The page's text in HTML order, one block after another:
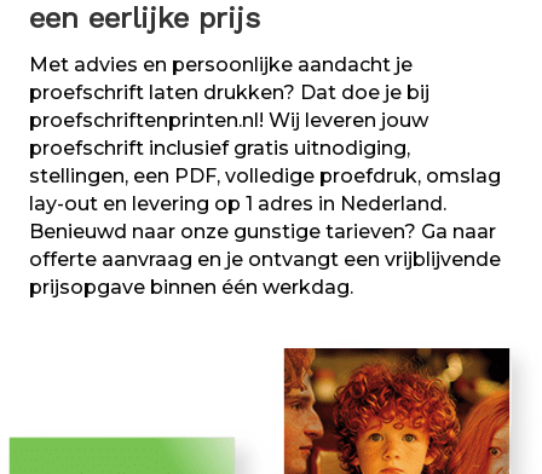
een eerlijke prijs
Met advies en persoonlijke aandacht je
proefschrift laten drukken? Dat doe je bij
proefschriftenprinten.nl! Wij leveren jouw
proefschrift inclusief gratis uitnodiging,
stellingen, een PDF, volledige proefdruk, omslag
lay-out en levering op 1 adres in Nederland.
Benieuwd naar onze gunstige tarieven? Ga naar
offerte aanvraag en je ontvangt een vrijblijvende
prijsopgave binnen één werkdag.